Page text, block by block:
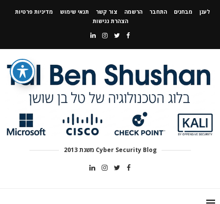
לענן מבחנים התחבר הרשמה צור קשר תנאי שימוש
מדיניות פרטיות
הצהרת נגישות
Cyber Security Blog משנת 2013